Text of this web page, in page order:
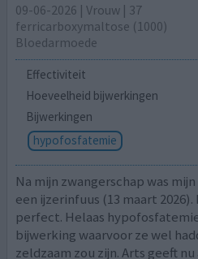
09-06-2026 | Vrouw | 37
ferricarboxymaltose (1000)
Bloedarmoede
Effectiviteit
Hoeveelheid bijwerkingen
Bijwerkingen
hypofosfatemie
Na mijn zwangerschap was
een ijzerinfuus (13 maart
perfect. Helaas
bijwerking waarvoor ze wel
zeldzaam zou zijn. Arts geeft